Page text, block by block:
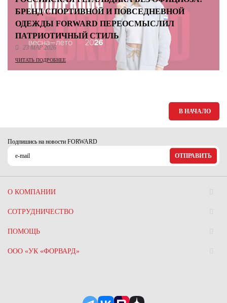
БРЕНД СПОРТИВНОЙ И ПОВСЕДНЕВНОЙ
ОДЕЖДЫ FORWARD ПЕРЕОСМЫСЛИЛ
ПАТРИОТИЧНЫЙ СТИЛЬ
23 МАР 2026
ЧИТАТЬ ПОДРОБНЕЕ
В НАЧАЛО
Подпишись на новости FORWARD
ОТПРАВИТЬ
О КОМПАНИИ
СОТРУДНИЧЕСТВО
ПОМОЩЬ
ООО «УК «ФОРВАРД»